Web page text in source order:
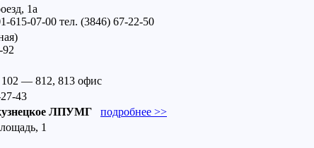
1а
615-07-00 тел. (3846) 67-22-50
92
102 — 812, 813 офис
43
ЛПУМГ
подробнее >>
1